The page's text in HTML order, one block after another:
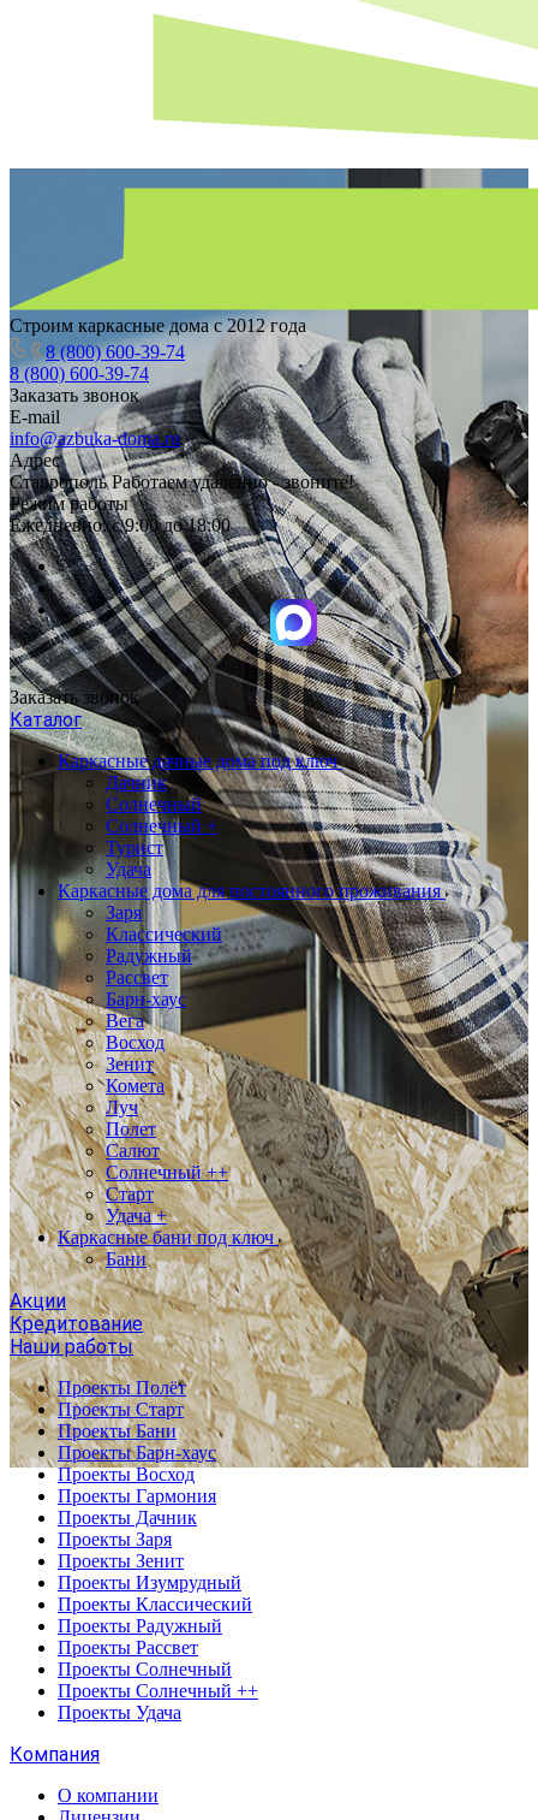
Строим каркасные дома с 2012 года
8 (800) 600-39-74
8 (800) 600-39-74
Заказать звонок
E-mail
info@azbuka-doma.ru
Адрес
Ставрополь Работаем удаленно - звоните!
Режим работы
Ежедневно: с 9:00 до 18:00
Заказать звонок
Каталог
Каркасные дачные дома под ключ
Дачник
Солнечный
Солнечный +
Турист
Удача
Каркасные дома для постоянного проживания
Заря
Классический
Радужный
Рассвет
Барн-хаус
Вега
Восход
Зенит
Комета
Луч
Полет
Салют
Солнечный ++
Старт
Удача +
Каркасные бани под ключ
Бани
Акции
Кредитование
Наши работы
Проекты Полёт
Проекты Старт
Проекты Бани
Проекты Барн-хаус
Проекты Восход
Проекты Гармония
Проекты Дачник
Проекты Заря
Проекты Зенит
Проекты Изумрудный
Проекты Классический
Проекты Радужный
Проекты Рассвет
Проекты Солнечный
Проекты Солнечный ++
Проекты Удача
Компания
О компании